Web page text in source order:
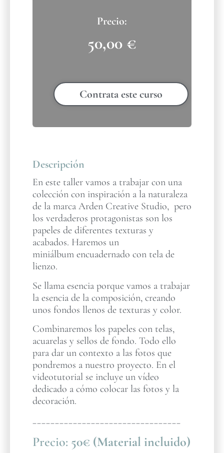
50,00 €
Contrata este curso
Descripción
En este taller vamos a trabajar con una
colección con inspiración a la naturaleza
de la marca Arden Creative Studio, pero
los verdaderos protagonistas son los
papeles de diferentes texturas y
acabados. Haremos un
miniálbum encuadernado con tela de
lienzo.
Se llama esencia porque vamos a trabajar
la esencia de la composición, creando
unos fondos llenos de texturas y color.
Combinaremos los papeles con telas,
acuarelas y sellos de fondo. Todo ello
para dar un contexto a las fotos que
pondremos a nuestro proyecto. En el
videotutorial se incluye un vídeo
dedicado a cómo colocar las fotos y la
decoración.
_________________________________
Precio: 50€ (Material incluido)